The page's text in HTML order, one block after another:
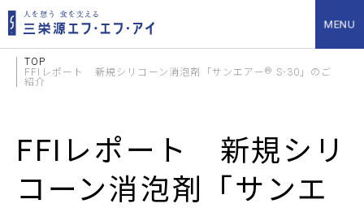
TOP
FFIレポート 新規シリコーン消泡剤「サンエアー® S-30」のご
紹介
FFIレポート 新規シリ
コーン消泡剤「サンエ